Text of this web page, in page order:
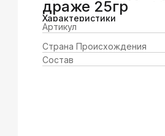
драже 25гр
Характеристики
Артикул
Страна Происхождения
Состав